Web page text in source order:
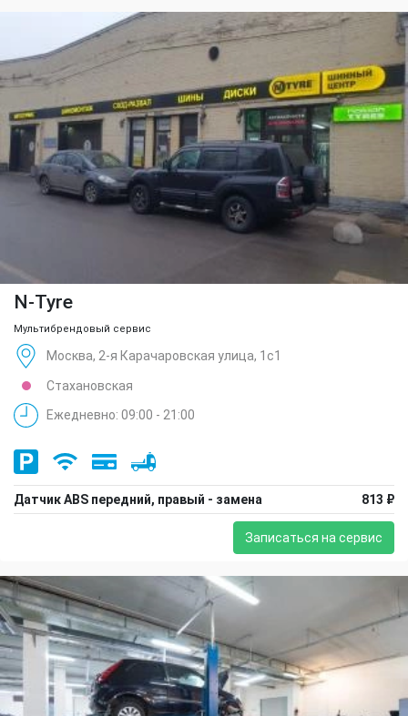
N-Tyre
Мультибрендовый сервис
Москва, 2-я Карачаровская улица, 1с1
Стахановская
Ежедневно: 09:00 - 21:00
Датчик ABS передний, правый - замена 813 ₽
Записаться на сервис